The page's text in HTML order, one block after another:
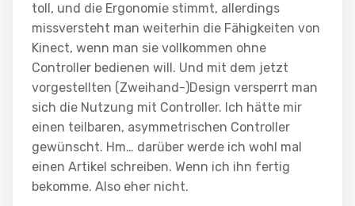
toll, und die Ergonomie stimmt, allerdings
missversteht man weiterhin die Fähigkeiten von
Kinect, wenn man sie vollkommen ohne
Controller bedienen will. Und mit dem jetzt
vorgestellten (Zweihand-)Design versperrt man
sich die Nutzung mit Controller. Ich hätte mir
einen teilbaren, asymmetrischen Controller
gewünscht. Hm… darüber werde ich wohl mal
einen Artikel schreiben. Wenn ich ihn fertig
bekomme. Also eher nicht.